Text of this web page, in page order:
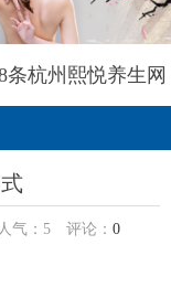
条杭州熙悦养生网
气： 5 评论： 0